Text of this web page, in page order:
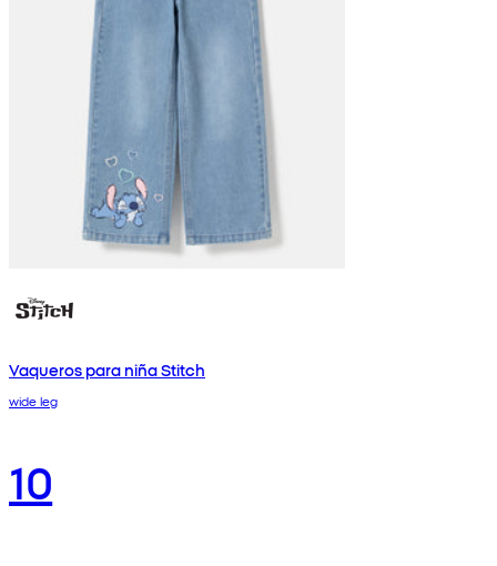
Vaqueros para niña Stitch
wide leg
10